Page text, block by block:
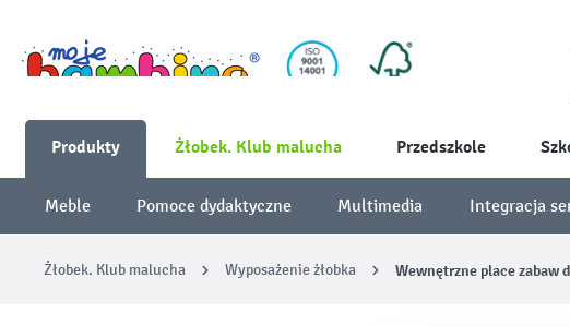
Produkty Żłobek. Klub malucha Przedszkole
Meble Pomoce dydaktyczne Multimedia Integracja
Żłobek. Klub malucha Wyposażenie żłobka Wewnętrzne place zabaw